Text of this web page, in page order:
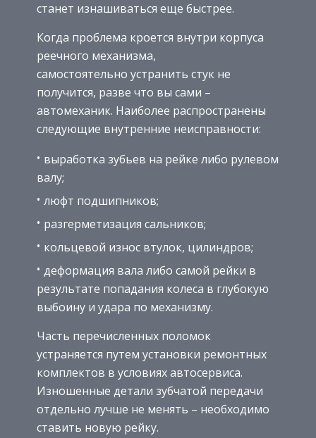
станет изнашиваться еще быстрее.
Когда проблема кроется внутри корпуса
реечного механизма,
самостоятельно устранить стук не
получится, разве что вы сами –
автомеханик. Наиболее распространены
следующие внутренние неисправности:
выработка зубьев на рейке либо рулевом
валу;
люфт подшипников;
разгерметизация сальников;
кольцевой износ втулок, цилиндров;
деформация вала либо самой рейки в
результате попадания колеса в глубокую
выбоину и удара по механизму.
Часть перечисленных поломок
устраняется путем установки ремонтных
комплектов в условиях автосервиса.
Изношенные детали зубчатой передачи
отдельно лучше не менять – необходимо
ставить новую рейку.